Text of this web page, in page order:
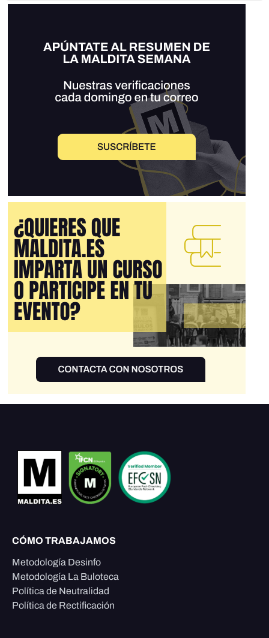
CÓMO TRABAJAMOS
Metodología Desinfo
Metodología La Buloteca
Política de Neutralidad
Política de Rectificación